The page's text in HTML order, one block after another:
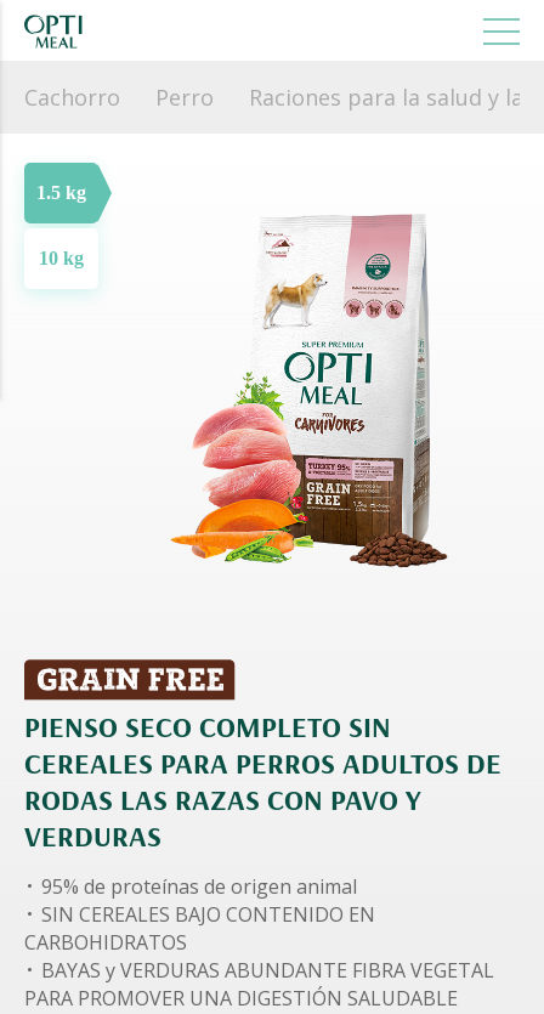
Cachorro Perro Raciones para la salud y la
1.5 kg
10 kg
PIENSO SECO COMPLETO SIN
CEREALES PARA PERROS ADULTOS DE
RODAS LAS RAZAS CON PAVO Y
VERDURAS
95% de proteínas de origen animal
SIN CEREALES BAJO CONTENIDO EN
CARBOHIDRATOS
BAYAS y VERDURAS ABUNDANTE FIBRA VEGETAL
PARA PROMOVER UNA DIGESTIÓN SALUDABLE